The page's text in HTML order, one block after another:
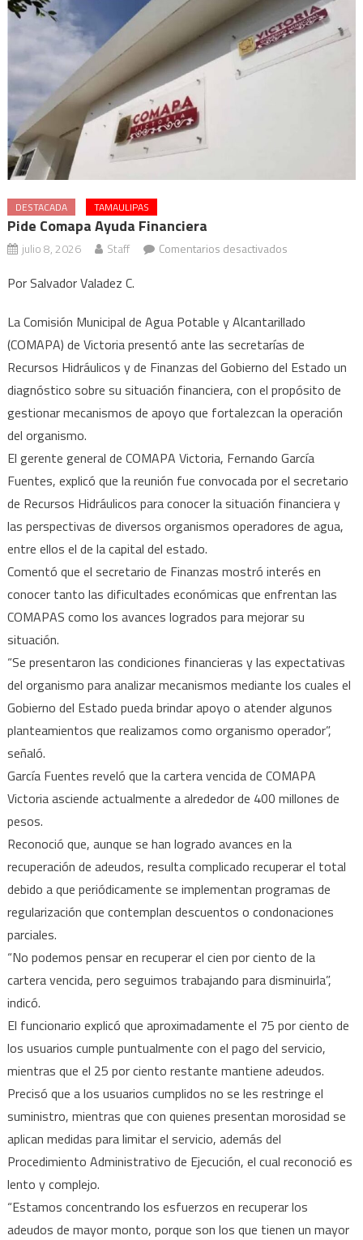
DESTACADA TAMAULIPAS
Pide Comapa Ayuda Financiera
julio 8, 2026 Staff Comentarios desactivadosen
financiera
Por Salvador Valadez C.
La Comisión Municipal de Agua Potable y Alcantarillado
(COMAPA) de Victoria presentó ante las secretarías de
Recursos Hidráulicos y de Finanzas del Gobierno del Estado un
diagnóstico sobre su situación financiera, con el propósito de
gestionar mecanismos de apoyo que fortalezcan la operación
del organismo.
El gerente general de COMAPA Victoria, Fernando García
Fuentes, explicó que la reunión fue convocada por el secretario
de Recursos Hidráulicos para conocer la situación financiera y
las perspectivas de diversos organismos operadores de agua,
entre ellos el de la capital del estado.
Comentó que el secretario de Finanzas mostró interés en
conocer tanto las dificultades económicas que enfrentan las
COMAPAS como los avances logrados para mejorar su
situación.
“Se presentaron las condiciones financieras y las expectativas
del organismo para analizar mecanismos mediante los cuales el
Gobierno del Estado pueda brindar apoyo o atender algunos
planteamientos que realizamos como organismo operador”,
señaló.
García Fuentes reveló que la cartera vencida de COMAPA
Victoria asciende actualmente a alrededor de 400 millones de
pesos.
Reconoció que, aunque se han logrado avances en la
recuperación de adeudos, resulta complicado recuperar el total
debido a que periódicamente se implementan programas de
regularización que contemplan descuentos o condonaciones
parciales.
“No podemos pensar en recuperar el cien por ciento de la
cartera vencida, pero seguimos trabajando para disminuirla”,
indicó.
El funcionario explicó que aproximadamente el 75 por ciento de
los usuarios cumple puntualmente con el pago del servicio,
mientras que el 25 por ciento restante mantiene adeudos.
Precisó que a los usuarios cumplidos no se les restringe el
suministro, mientras que con quienes presentan morosidad se
aplican medidas para limitar el servicio, además del
Procedimiento Administrativo de Ejecución, el cual reconoció es
lento y complejo.
“Estamos concentrando los esfuerzos en recuperar los
adeudos de mayor monto, porque son los que tienen un mayor